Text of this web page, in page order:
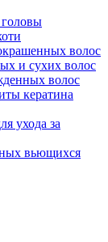
головы
волос
и сухих волос
волос
кератина
ухода за
вьющихся